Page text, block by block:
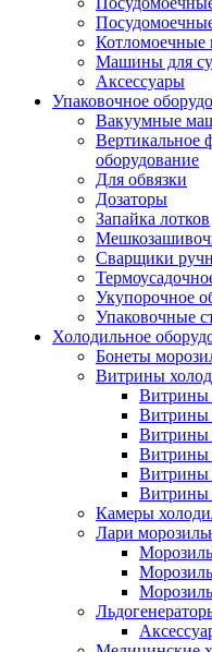
Машины для
Аксессуары
Упаковочное
Вакуумные
Вертикальное
оборудование
Для обвязки
Дозаторы
Запайка лотков
Сварщики
Укупорочное
Упаковочные
Холодильное
Бонеты
Витрины
Витрины
Витрины
Витрины
Витрины
Витрины
Витрины
Камеры
Лари